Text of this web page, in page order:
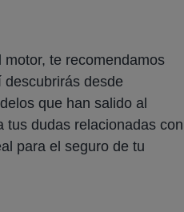
te recomendamos
desde
que han salido al
tus dudas relacionadas con
para el seguro de tu